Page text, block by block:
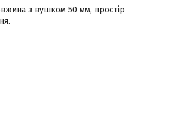
з вушком 50 мм, простір